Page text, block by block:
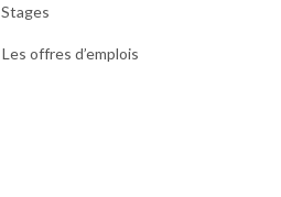
Stages
Les offres d’emplois